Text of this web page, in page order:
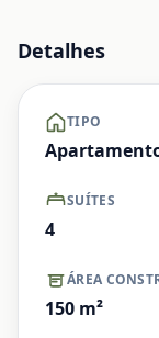
Detalhes
TIPO
SUÍTES
4
ÁREA
150 m²